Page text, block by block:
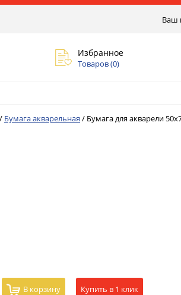
Ваш
Избранное
Товаров (0)
/ Бумага акварельная / Бумага для акварели
В корзину Купить в 1 клик